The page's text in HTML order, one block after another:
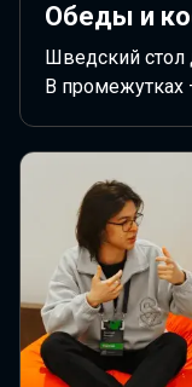
Обеды и
Шведский стол
В промежутках